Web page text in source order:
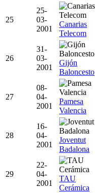
25
25-
03-
2001
Canarias
Telecom
26
31-
03-
2001
Gijón
Baloncesto
27
08-
04-
2001
Pamesa
Valencia
28
16-
04-
2001
Joventut
Badalona
29
22-
04-
2001
TAU
Cerámica